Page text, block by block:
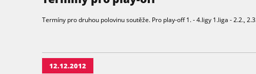
Termíny pro druhou polovinu soutěže. Pro play-off 1. - 4.ligy 1.liga - 2.2.,
12.12.2012